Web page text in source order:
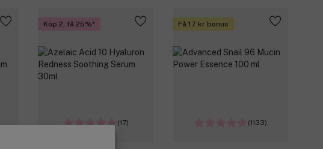
Köp 2, få 25%
(17)
Få 17 kr bonus
(1133)